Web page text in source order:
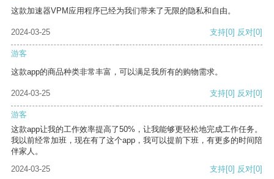
这款加速器VPM应用程序已经为我们带来了无限的隐私和自由。
2024-03-25 支持[0] 反对[0]
游客
这款app的商品种类非常丰富，可以满足我所有的购物需求。
2024-03-25 支持[0] 反对[0]
游客
这款app让我的工作效率提高了50%，让我能够更轻松地完成工作任务。
我以前经常加班，现在有了这个app，我可以提前下班，有更多的时间陪
伴家人。
2024-03-25
支持[0] 反对[0]